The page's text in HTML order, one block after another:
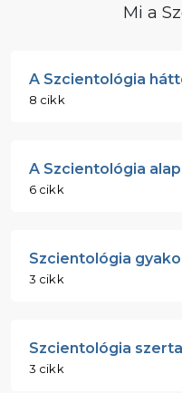
Mi a
A Szcientológia
8 cikk
A Szcientológia
6 cikk
Szcientológia
3 cikk
Szcientológia
3 cikk